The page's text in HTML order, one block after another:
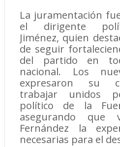
La juramentación
el dirigente
Jiménez, quien
de seguir
del partido en
nacional. Los
expresaron su
trabajar unidos
político de la
asegurando que
Fernández la
necesarias para el